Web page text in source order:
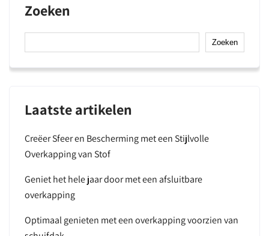
Zoeken
Zoeken
Laatste artikelen
Creëer Sfeer en Bescherming met een Stijlvolle
Overkapping van Stof
Geniet het hele jaar door met een afsluitbare
overkapping
Optimaal genieten met een overkapping voorzien van